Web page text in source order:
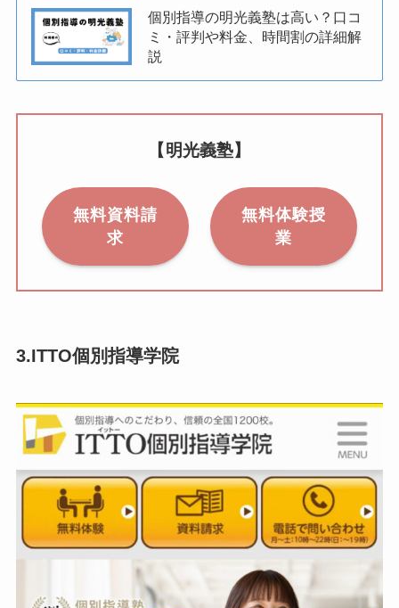
個別指導の明光義塾は高い？口コ
ミ・評判や料金、時間割の詳細解
説
【明光義塾】
無料資料請
求
無料体験授
業
3.ITTO個別指導学院